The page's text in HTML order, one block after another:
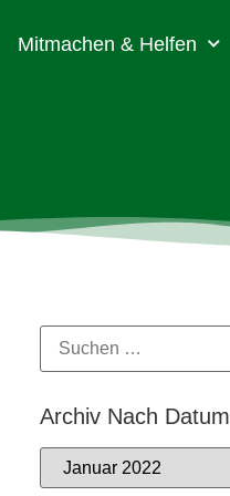
Mitmachen & Helfen
Archiv Nach Datum